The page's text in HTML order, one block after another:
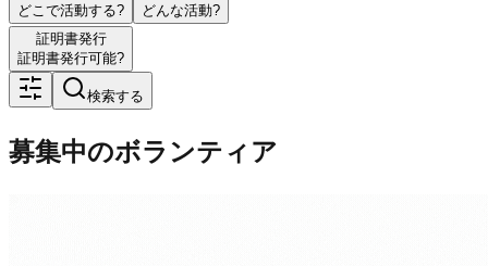
どこで活動する?
どんな活動?
証明書発行
証明書発行可能?
検索する
募集中のボランティア